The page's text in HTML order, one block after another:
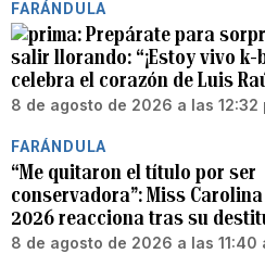
FARÁNDULA
Prepárate para
salir llorando: “¡Estoy vivo k-
celebra el corazón de Luis
8 de agosto de 2026 a las 12:32
FARÁNDULA
“Me quitaron el título por ser
conservadora”: Miss
2026 reacciona tras su
8 de agosto de 2026 a las 11:40